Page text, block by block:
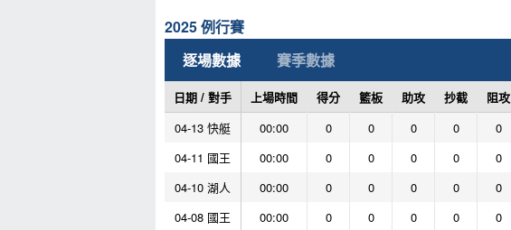
2025 例行賽
逐場數據
賽季數據
日期 / 對手 上場時間 得分 籃板 助攻 抄截 阻攻
04-13 快艇
00:00 0 0 0 0 0
04-11 國王
00:00 0 0 0 0 0
04-10 湖人
00:00 0 0 0 0 0
04-08 國王
00:00 0 0 0 0 0